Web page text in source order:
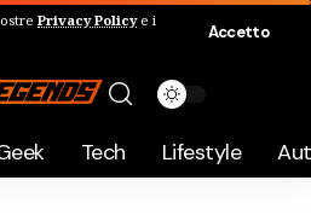
Privacy Policye i
Accetto
Tech Lifestyle